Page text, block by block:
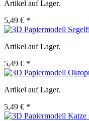
Artikel auf Lager.
5,49 € *
Artikel auf Lager.
5,49 € *
Artikel auf Lager.
5,49 € *